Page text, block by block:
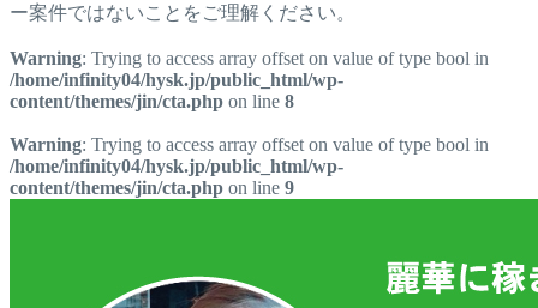
ー案件ではないことをご理解ください。
Warning: Trying to access array offset on value of type bool in
/home/infinity04/hysk.jp/public_html/wp-
content/themes/jin/cta.php on line 8
Warning: Trying to access array offset on value of type bool in
/home/infinity04/hysk.jp/public_html/wp-
content/themes/jin/cta.php on line 9